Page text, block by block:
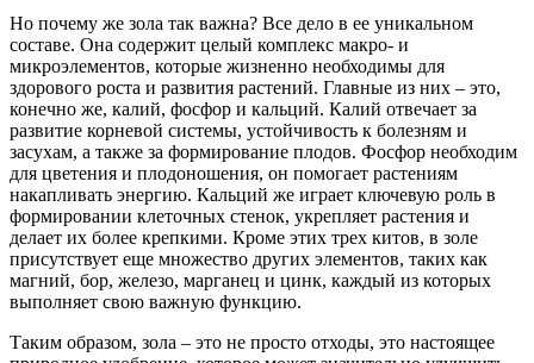
Но почему же зола так важна? Все дело в ее уникальном
составе. Она содержит целый комплекс макро- и
микроэлементов, которые жизненно необходимы для
здорового роста и развития растений. Главные из них – это,
конечно же, калий, фосфор и кальций. Калий отвечает за
развитие корневой системы, устойчивость к болезням и
засухам, а также за формирование плодов. Фосфор необходим
для цветения и плодоношения, он помогает растениям
накапливать энергию. Кальций же играет ключевую роль в
формировании клеточных стенок, укрепляет растения и
делает их более крепкими. Кроме этих трех китов, в золе
присутствует еще множество других элементов, таких как
магний, бор, железо, марганец и цинк, каждый из которых
выполняет свою важную функцию.
Таким образом, зола – это не просто отходы, это настоящее